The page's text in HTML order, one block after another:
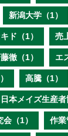
新潟大学（1）
ド（1） 売
徹（1） エ
高騰（1）
日本メイズ生産者
（1） 作業